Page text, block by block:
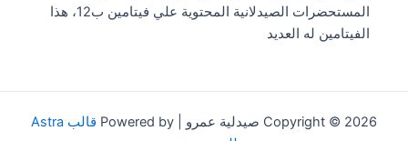
المستحضرات الصيدلانية المحتوية علي فيتامين ب12، هذا
الفيتامين له العديد
Copyright © 2026 صيدلية عمرو | Powered by
قالب Astra